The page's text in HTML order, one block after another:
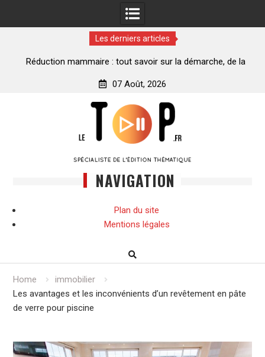
Les derniers articles
Réduction mammaire : tout savoir sur la démarche, de la
07 Août, 2026
NAVIGATION
Plan du site
Mentions légales
Home
immobilier
Les avantages et les inconvénients d’un revêtement en pâte
de verre pour piscine